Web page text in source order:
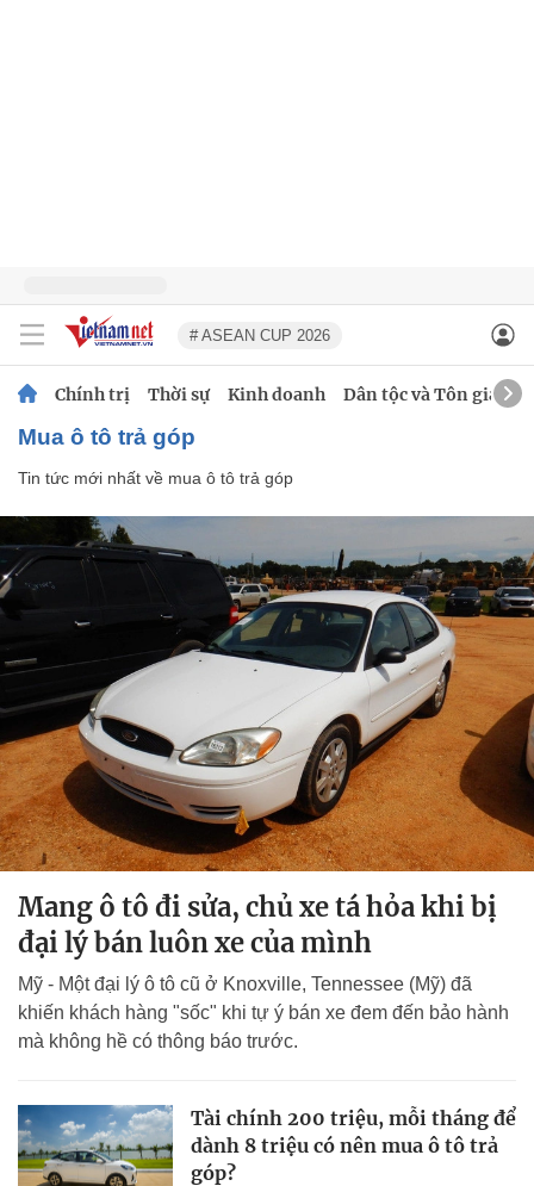
# ASEAN CUP 2026
Chính trị Thời sự Kinh doanh Dân tộc và Tôn giáo
mua ô tô trả góp
Tin tức mới nhất về mua ô tô trả góp
Mang ô tô đi sửa, chủ xe tá hỏa khi bị
đại lý bán luôn xe của mình
Mỹ - Một đại lý ô tô cũ ở Knoxville, Tennessee (Mỹ) đã
khiến khách hàng "sốc" khi tự ý bán xe đem đến bảo hành
mà không hề có thông báo trước.
Tài chính 200 triệu, mỗi tháng để
dành 8 triệu có nên mua ô tô trả
góp?